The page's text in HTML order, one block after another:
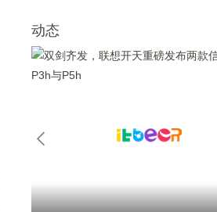
动态